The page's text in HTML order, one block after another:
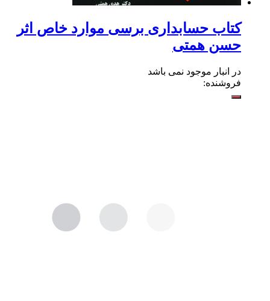
کتاب حسابداری برسی موارد خاص اثر
حسن همتی
در انبار موجود نمی باشد
فروشنده: